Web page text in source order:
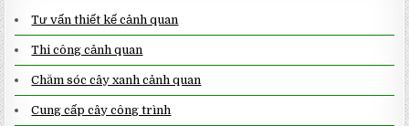
Tư vấn thiết kế cảnh quan
Thi công cảnh quan
Chăm sóc cây xanh cảnh quan
Cung cấp cây công trình